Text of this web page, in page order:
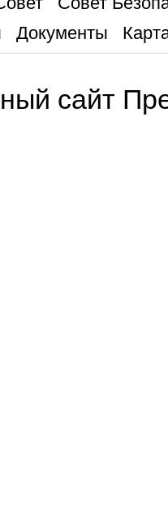
Документы
сайт